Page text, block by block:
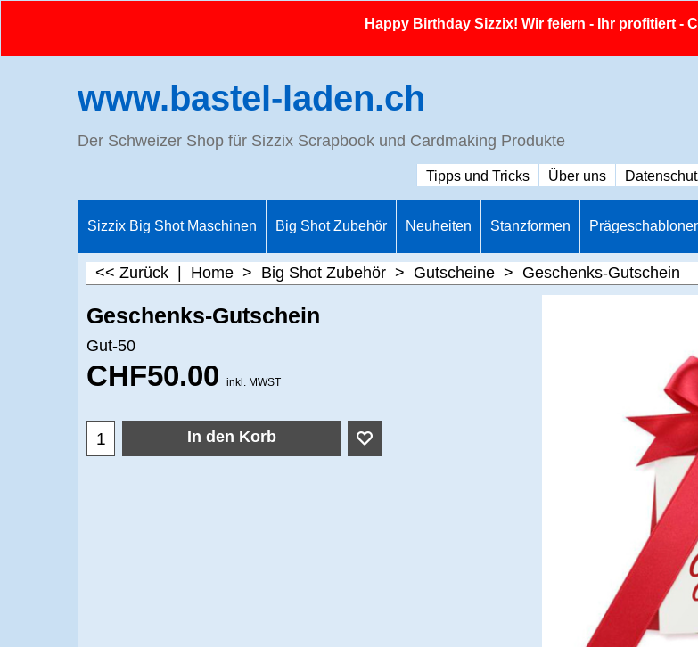
Happy Birthday Sizzix! Wir feiern - Ihr profitiert -
www.bastel-laden.ch
Der Schweizer Shop für Sizzix Scrapbook und Cardmaking Produkte
Tipps und Tricks Über uns
Sizzix Big Shot Maschinen Big Shot Zubehör Neuheiten Stanzformen
<< Zurück Home > Big Shot Zubehör > Gutscheine > Geschenks-Gutschein
Geschenks-Gutschein
Gut-50
CHF50.00 inkl. MWST
In den Korb